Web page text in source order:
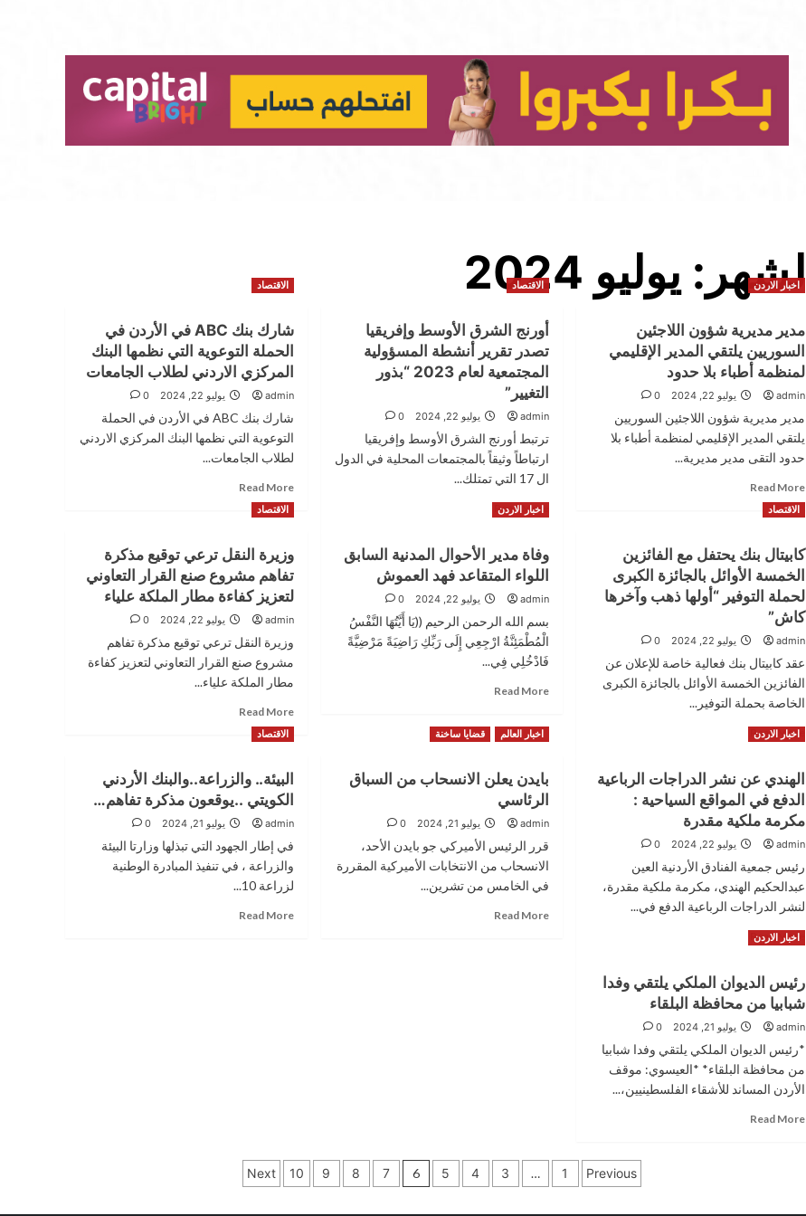
الشهر: يوليو 2024 اخبار الاردن
مدير مديرية شؤون اللاجئين
السوريين يلتقي المدير الإقليمي
لمنظمة أطباء بلا حدود
admin يوليو 22, 2024 0
مدير مديرية شؤون اللاجئين السوريين
يلتقي المدير الإقليمي لمنظمة أطباء بلا
حدود التقى مدير مديرية...
Read More
مديرية
شؤون
اللاجئين
السوريين
المدير
الإقليمي
لمنظمة
أطباء
بلا
حدود
الاقتصاد
أورنج الشرق الأوسط وإفريقيا
تصدر تقرير أنشطة المسؤولية
المجتمعية لعام 2023 “بذور
التغيير”
admin يوليو 22, 2024 0
ترتبط أورنج الشرق الأوسط وإفريقيا
ارتباطاً وثيقاً بالمجتمعات المحلية في الدول
ال 17 التي تمتلك...
Read More
Read
أورنج
الشرق
الأوسط
وإفريقيا
تصدر
تقرير
أنشطة
المجتمعية
2023
“بذور
الاقتصاد
شارك بنك ABC في الأردن في
الحملة التوعوية التي نظمها البنك
المركزي الاردني لطلاب الجامعات
admin يوليو 22, 2024 0
شارك بنك ABC في الأردن في الحملة
التوعوية التي نظمها البنك المركزي الاردني
لطلاب الجامعات...
Read More
بنك
ABC
في
الأردن
في
الحملة
التوعوية
التي
نظمها
الجامعات
الاقتصاد
كابيتال بنك يحتفل مع الفائزين
الخمسة الأوائل بالجائزة الكبرى
لحملة التوفير “أولها ذهب وآخرها
كاش”
admin يوليو 22, 2024 0
عقد كابيتال بنك فعالية خاصة للإعلان عن
الفائزين الخمسة الأوائل بالجائزة الكبرى
الخاصة بحملة التوفير...
Read More
Read
كابيتال
بنك
يحتفل
الفائزين
الخمسة
الأوائل
بالجائزة
ذهب
وآخرها
كاش”
اخبار الاردن
وفاة مدير الأحوال المدنية السابق
اللواء المتقاعد فهد العموش
admin يوليو 22, 2024 0
بسم الله الرحمن الرحيم ((يَا أَيَّتُهَا النَّفْسُ
الْمُطْمَئِنَّةُ ارْجِعِي إِلَى رَبِّكِ رَاضِيَةً مَرْضِيَّةً
فَادْخُلِي فِي...
Read More
Read
وفاة
الأحوال
المدنية
اللواء
المتقاعد
العموش
الاقتصاد
وزيرة النقل ترعي توقيع مذكرة
تفاهم مشروع صنع القرار التعاوني
لتعزيز كفاءة مطار الملكة علياء
admin يوليو 22, 2024 0
وزيرة النقل ترعي توقيع مذكرة تفاهم
مشروع صنع القرار التعاوني لتعزيز كفاءة
مطار الملكة علياء...
Read More
النقل
ترعي
توقيع
مذكرة
تفاهم
مشروع
اخبار الاردن
الهندي عن نشر الدراجات الرباعية
الدفع في المواقع السياحية :
مكرمة ملكية مقدرة
admin يوليو 22, 2024 0
رئيس جمعية الفنادق الأردنية العين
عبدالحكيم الهندي، مكرمة ملكية مقدرة،
لنشر الدراجات الرباعية الدفع في...
Read More
Read
الهندي
عن
نشر
الدراجات
الرباعية
الدفع
في
اخبار العالم قضايا ساخنة
بايدن يعلن الانسحاب من السباق
الرئاسي
admin يوليو 21, 2024 0
قرر الرئيس الأميركي جو بايدن الأحد،
الانسحاب من الانتخابات الأميركية المقررة
في الخامس من تشرين...
Read More
Read
الاقتصاد
البيئة.. والزراعة..والبنك الأردني
الكويتي ..يوقعون مذكرة تفاهم…
admin يوليو 21, 2024 0
في إطار الجهود التي تبذلها وزارتا البيئة
والزراعة ، في تنفيذ المبادرة الوطنية
لزراعة 10...
Read More
اخبار الاردن
رئيس الديوان الملكي يلتقي وفدا
شبابيا من محافظة البلقاء
admin يوليو 21, 2024 0
*رئيس الديوان الملكي يلتقي وفدا شبابيا
من محافظة البلقاء* *العيسوي: موقف
الأردن المساند للأشقاء الفلسطينيين،...
Read More
تعدد
Previous
1
…
3
4
5
6
7
8
9
10
Next